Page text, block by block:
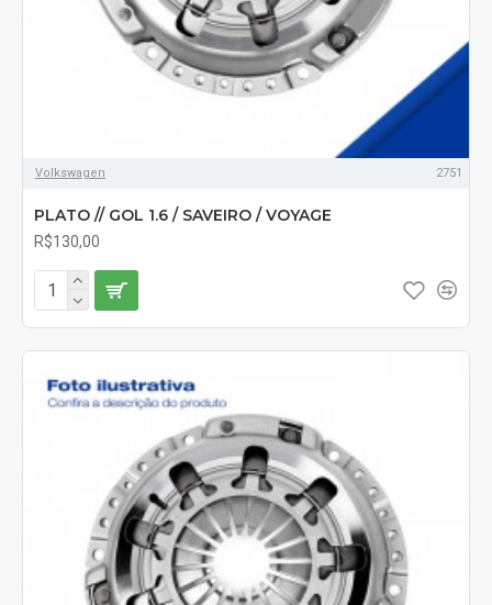
Volkswagen 2751
PLATO // GOL 1.6 / SAVEIRO / VOYAGE
R$130,00